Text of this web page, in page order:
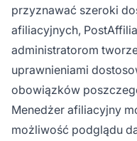
przyznawać szeroki
afiliacyjnych,
administratorom
uprawnieniami
obowiązków
Menedżer afiliacyjny
możliwość podglądu